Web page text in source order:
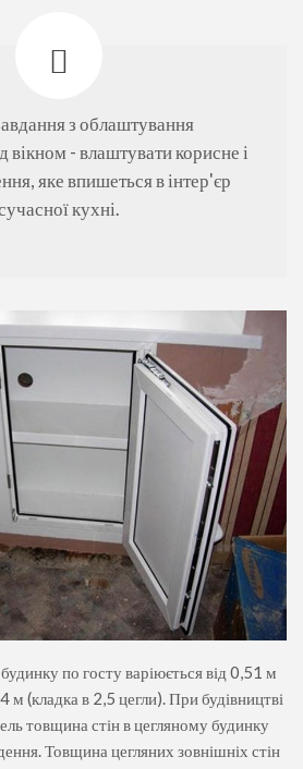
з облаштування
вікном - влаштувати корисне і
яке впишеться в інтер'єр
кухні.
по госту варіюється від 0,51 м
м (кладка в 2,5 цегли). При будівництві
товщина стін в цегляному будинку
Товщина цегляних зовнішніх стін